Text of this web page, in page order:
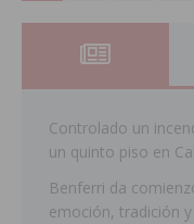
Controlado un
un quinto piso en
Benferri da
emoción, tradición